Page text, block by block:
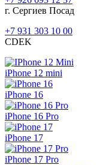
г. Сергиев Посад
+7 931 303 10 00
CDEK
iPhone 12 mini
iPhone 16
iPhone 16 Pro
iPhone 17
iPhone 17 Pro